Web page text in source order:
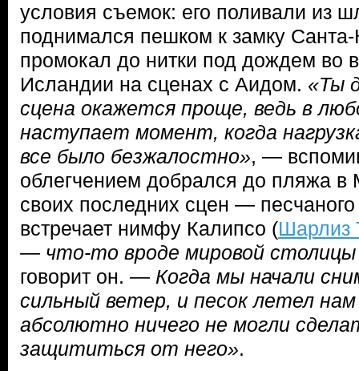
условия съемок: его поливали из
поднимался пешком к замку
промокал до нитки под дождем во
Исландии на сценах с Аидом. «Ты
сцена окажется проще, ведь в
наступает момент, когда
все было безжалостно», —
облегчением добрался до пляжа в
своих последних сцен —
встречает нимфу Калипсо (Шарлиз
— что-то вроде мировой
говорит он. — Когда мы начали
сильный ветер, и песок летел
абсолютно ничего не могли
защититься от него».